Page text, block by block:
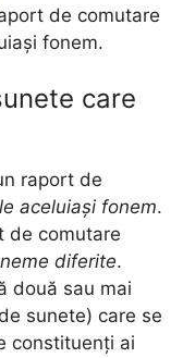
de comutare
fonem.
care
raport de
aceluiași fonem.
de comutare
diferite.
două sau mai
sunete) care se
constituenți ai